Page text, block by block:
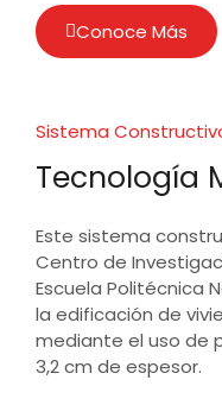
Conoce Más
Sistema
Tecnología
Este sistema
Centro de
Escuela Politécnica
la edificación de
mediante el uso de
3,2 cm de espesor.